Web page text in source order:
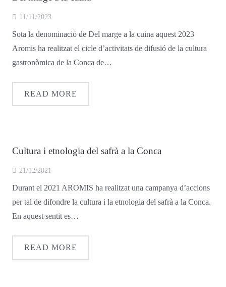
11/11/2023
Sota la denominació de Del marge a la cuina aquest 2023
Aromis ha realitzat el cicle d’activitats de difusió de la cultura
gastronòmica de la Conca de…
READ MORE
Cultura i etnologia del safrà a la Conca
21/12/2021
Durant el 2021 AROMIS ha realitzat una campanya d’accions
per tal de difondre la cultura i la etnologia del safrà a la Conca.
En aquest sentit es…
READ MORE